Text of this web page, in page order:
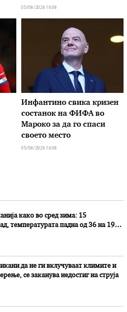
05/08/2026 16:08
Инфантино свика кризен
состанок на ФИФА во
Мароко за да го спаси
своето место
05/08/2026 14:08
како во сред зима: 15
температурата падна од 36 на 19
да не ги вклучуваат климите и
се заканува недостиг на струја